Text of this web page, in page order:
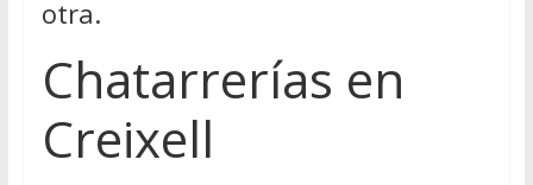
otra.
Chatarrerías en
Creixell